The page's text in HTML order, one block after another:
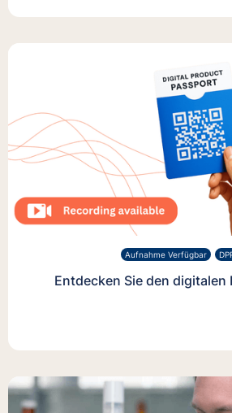
Aufnahme Verfügbar
Entdecken Sie den digitalen